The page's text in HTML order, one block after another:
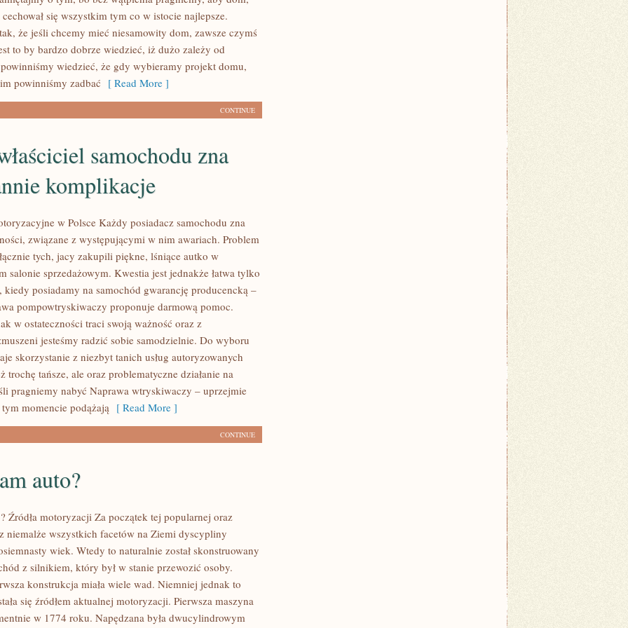
się wszystkim tym co w istocie najlepsze.
że jeśli chcemy mieć niesamowity dom, zawsze czymś
to by bardzo dobrze wiedzieć, iż dużo zależy od
wiedzieć, że gdy wybieramy projekt domu,
powinniśmy zadbać [ Read More ]
CONTINUE
samochodu zna
komplikacje
w Polsce Każdy posiadacz samochodu zna
związane z występującymi w nim awariach. Problem
tych, jacy zakupili piękne, lśniące autko w
salonie sprzedażowym. Kwestia jest jednakże łatwa tylko
kiedy posiadamy na samochód gwarancję producencką –
pompowtryskiwaczy proponuje darmową pomoc.
w ostateczności traci swoją ważność oraz z
jesteśmy radzić sobie samodzielnie. Do wyboru
skorzystanie z niezbyt tanich usług autoryzowanych
trochę tańsze, ale oraz problematyczne działanie na
pragniemy nabyć Naprawa wtryskiwaczy – uprzejmie
momencie podążają [ Read More ]
CONTINUE
auto?
Źródła motoryzacji Za początek tej popularnej oraz
niemalże wszystkich facetów na Ziemi dyscypliny
wiek. Wtedy to naturalnie został skonstruowany
z silnikiem, który był w stanie przewozić osoby.
konstrukcja miała wiele wad. Niemniej jednak to
się źródłem aktualnej motoryzacji. Pierwsza maszyna
w 1774 roku. Napędzana była dwucylindrowym